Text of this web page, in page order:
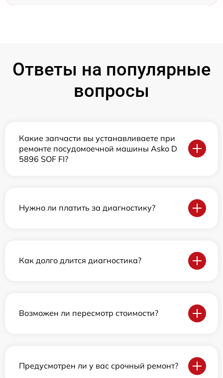
Ответы на популярные
вопросы
Какие запчасти вы устанавливаете при
ремонте посудомоечной машины Asko D
5896 SOF FI?
Нужно ли платить за диагностику?
Как долго длится диагностика?
Возможен ли пересмотр стоимости?
Предусмотрен ли у вас срочный ремонт?